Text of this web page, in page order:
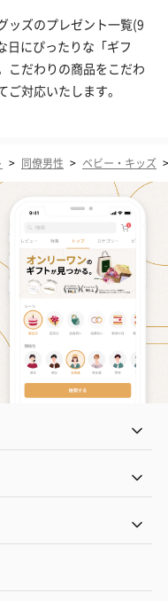
ッズのプレゼント一覧(9
日にぴったりな「ギフ
こだわりの商品をこだわ
対応いたします。
> 同僚男性 > ベビー・キッズ